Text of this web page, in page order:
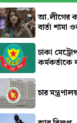
আ.লীগের
বার্তা শামা
ঢাকা
কর্মকর্তাকে
চার